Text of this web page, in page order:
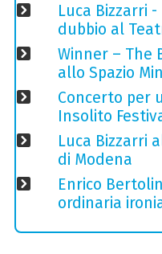
Luca Bizzarri
dubbio al
Winner – The
allo Spazio
Concerto per
Insolito
Luca Bizzarri
di Modena
Enrico
ordinaria